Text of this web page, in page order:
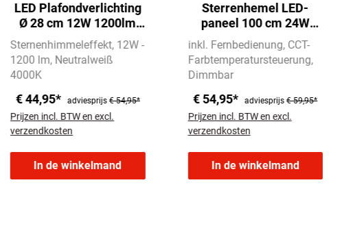
LED Plafondverlichting
Ø 28 cm 12W 1200lm
chroom
Sternenhimmeleffekt 12W -
1200 lm Neutralweiß
4000K
€ 44,95* adviesprijs€ 54,95*
Prijzen incl. BTW en excl.
verzendkosten
In de winkelmand
Sterrenhemel LED-
paneel 100 cm 24W
2200lm wit
inkl. Fernbedienung CCT-
Farbtemperatursteuerung
Dimmbar
€ 54,95* adviesprijs€ 59,95*
Prijzen incl. BTW en excl.
verzendkosten
In de winkelmand